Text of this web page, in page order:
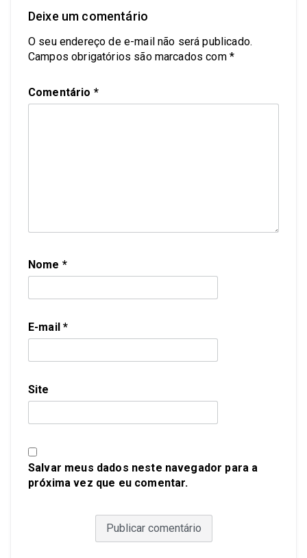
Deixe um comentário
O seu endereço de e-mail não será publicado.
Campos obrigatórios são marcados com *
Comentário *
Nome *
E-mail*
Site
Salvar meus dados neste navegador para a
próxima vez que eu comentar.